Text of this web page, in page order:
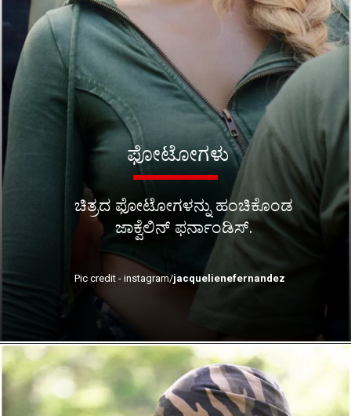
ಚಿತ್ರದ ಫೋಟೋಗಳನ್ನು ಹಂಚಿಕೊಂಡ
ಜಾಕ್ವೆಲಿನ್ ಫರ್ನಾಂಡಿಸ್.
ಫೋಟೋಗಳು
Pic credit - instagram/jacquelienefernandez